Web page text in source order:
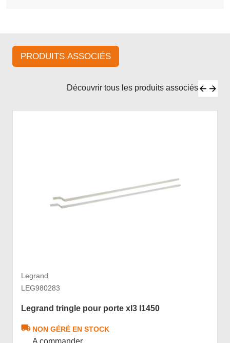
PRODUITS ASSOCIÉS
Découvrir tous les produits associés
Legrand
LEG980283
Legrand tringle pour porte xl3 l1450
NON GÉRÉ EN STOCK